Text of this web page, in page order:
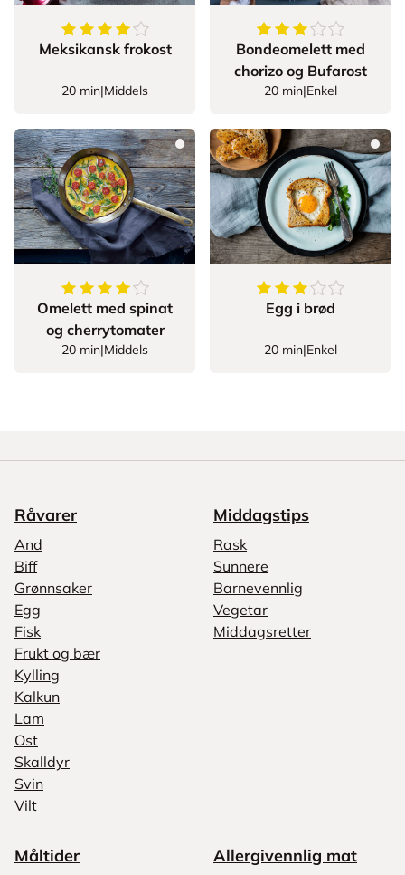
4.8av5 stjerner
Meksikansk frokost
20 min|Middels
Bondeomelett med
chorizo og Bufarost
20 min|Enkel
4.333333333333333
stjerner
Omelett med spinat
og cherrytomater
20 min|Middels
3.789473684210526
Egg i brød
20 min|Enkel
Råvarer
And
Biff
Grønnsaker
Egg
Fisk
Frukt og bær
Kylling
Kalkun
Lam
Ost
Skalldyr
Svin
Vilt
Middagstips
Rask
Sunnere
Barnevennlig
Vegetar
Middagsretter
Måltider Allergivennlig mat